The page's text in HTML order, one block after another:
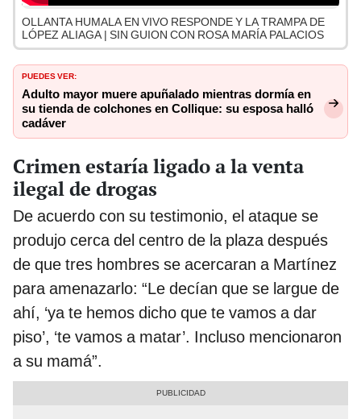
OLLANTA HUMALA EN VIVO RESPONDE Y LA TRAMPA DE
LÓPEZ ALIAGA | SIN GUION CON ROSA MARÍA PALACIOS
PUEDES VER:
Adulto mayor muere apuñalado mientras dormía en
su tienda de colchones en Collique: su esposa halló
cadáver
Crimen estaría ligado a la venta
ilegal de drogas
De acuerdo con su testimonio, el ataque se
produjo cerca del centro de la plaza después
de que tres hombres se acercaran a Martínez
para amenazarlo: “Le decían que se largue de
ahí, ‘ya te hemos dicho que te vamos a dar
piso’, ‘te vamos a matar’. Incluso mencionaron
a su mamá”.